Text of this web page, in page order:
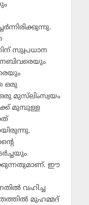
സുപ്രധാന
ഒരു
മുസ്‌ലിംസ്വയം
മുമ്പുള്ള
ഈ
വഹിച്ച
മുഹമ്മദ്